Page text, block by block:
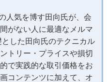
人気を博す田向氏が、会
がない人に最適なメルマ
した田向氏のテクニカル
トリー・プライスや損切
で実践的な取引価格をお
コンテンツに加えて、オ